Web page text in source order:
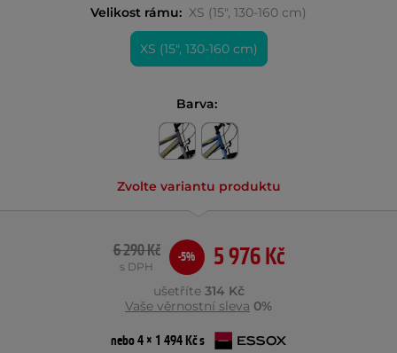
Velikost rámu: XS (15", 130-160 cm)
XS (15", 130-160 cm)
Barva:
Zvolte variantu produktu
5 976 Kč
6 290 Kč
s DPH
-5%
ušetříte 314 Kč
Vaše věrnostní sleva 0%
nebo 4 × 1 494 Kč s